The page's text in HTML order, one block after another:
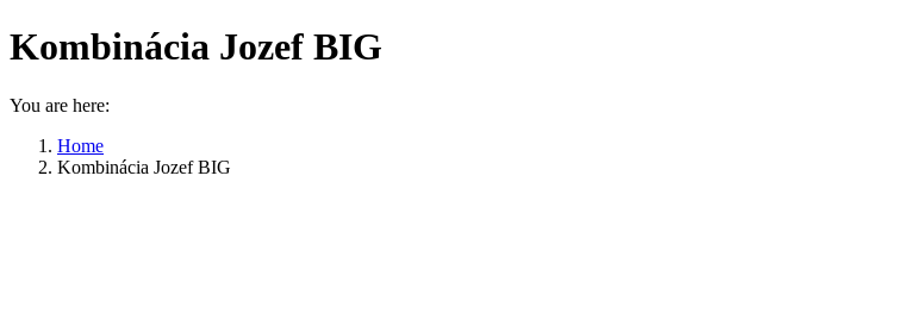
Kombinácia Jozef BIG
You are here:
Home
Kombinácia Jozef BIG